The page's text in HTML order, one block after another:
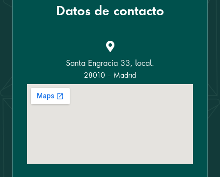
Datos de contacto
Santa Engracia 33, local.
28010 – Madrid